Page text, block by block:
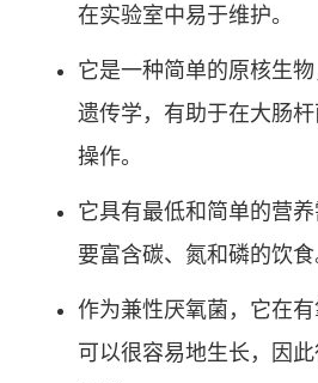
在实验室中易于维护。
它是一种简单的原核生
遗传学，有助于在大肠
操作。
它具有最低和简单的营
要富含碳、氮和磷的饮食
作为兼性厌氧菌，它在
可以很容易地生长，因